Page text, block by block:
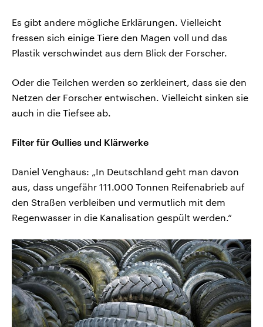
Es gibt andere mögliche Erklärungen. Vielleicht
fressen sich einige Tiere den Magen voll und das
Plastik verschwindet aus dem Blick der Forscher.
Oder die Teilchen werden so zerkleinert, dass sie den
Netzen der Forscher entwischen. Vielleicht sinken sie
auch in die Tiefsee ab.
Filter für Gullies und Klärwerke
Daniel Venghaus: „In Deutschland geht man davon
aus, dass ungefähr 111.000 Tonnen Reifenabrieb auf
den Straßen verbleiben und vermutlich mit dem
Regenwasser in die Kanalisation gespült werden.“